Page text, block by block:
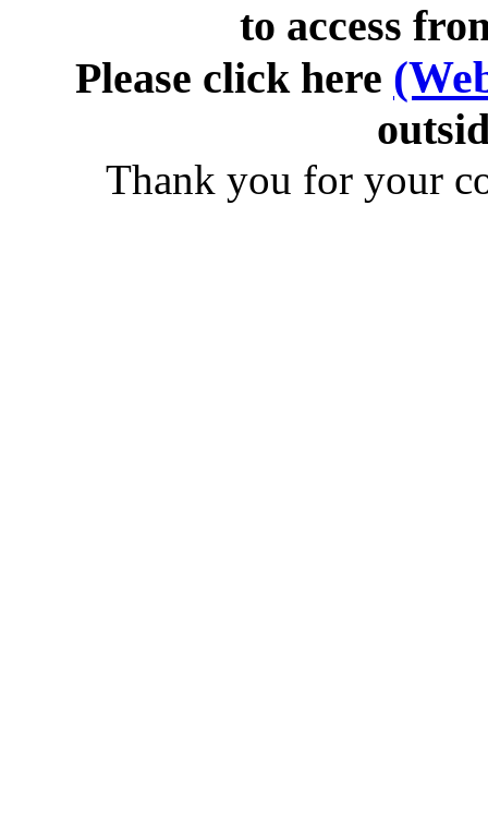
to access
Please click here
Thank you for your